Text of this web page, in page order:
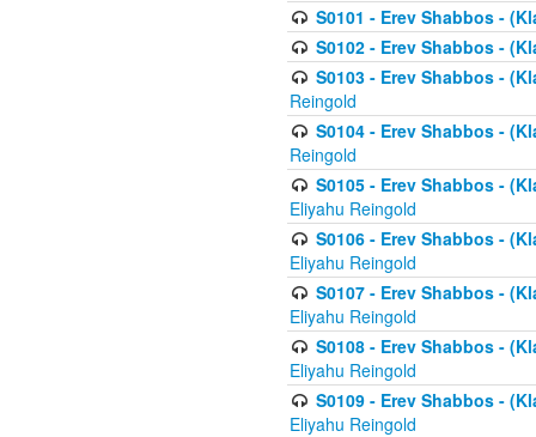
S0101 - Erev Shabbos -
S0102 - Erev Shabbos -
S0103 - Erev Shabbos -
Reingold
S0104 - Erev Shabbos -
Reingold
S0105 - Erev Shabbos -
Eliyahu Reingold
S0106 - Erev Shabbos -
Eliyahu Reingold
S0107 - Erev Shabbos -
Eliyahu Reingold
S0108 - Erev Shabbos -
Eliyahu Reingold
S0109 - Erev Shabbos -
Eliyahu Reingold